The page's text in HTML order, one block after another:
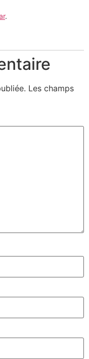
.
Les champs